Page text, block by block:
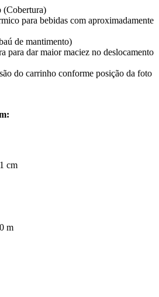
(Cobertura)
para bebidas com aproximadamente
de mantimento)
para dar maior maciez no deslocamento
do carrinho conforme posição da foto
cm
m